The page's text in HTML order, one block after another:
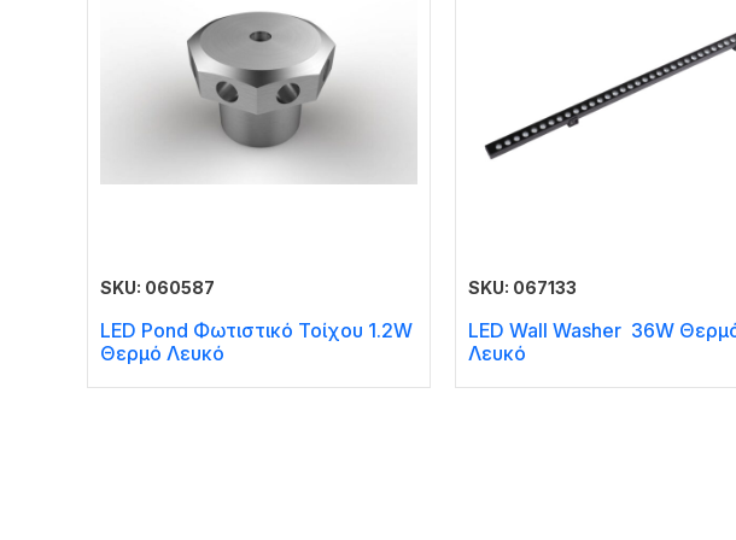
SKU: 060587
LED Pond Φωτιστικό Τοίχου 1.2W
Θερμό Λευκό
SKU: 067133
LED Wall Washer 36W
Λευκό